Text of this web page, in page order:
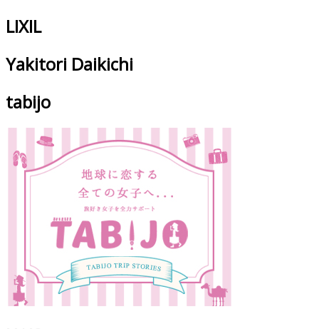
LIXIL
Yakitori Daikichi
tabijo